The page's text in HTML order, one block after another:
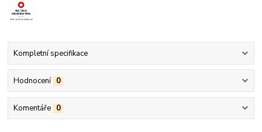
Kompletní specifikace
Hodnocení 0
Komentáře 0